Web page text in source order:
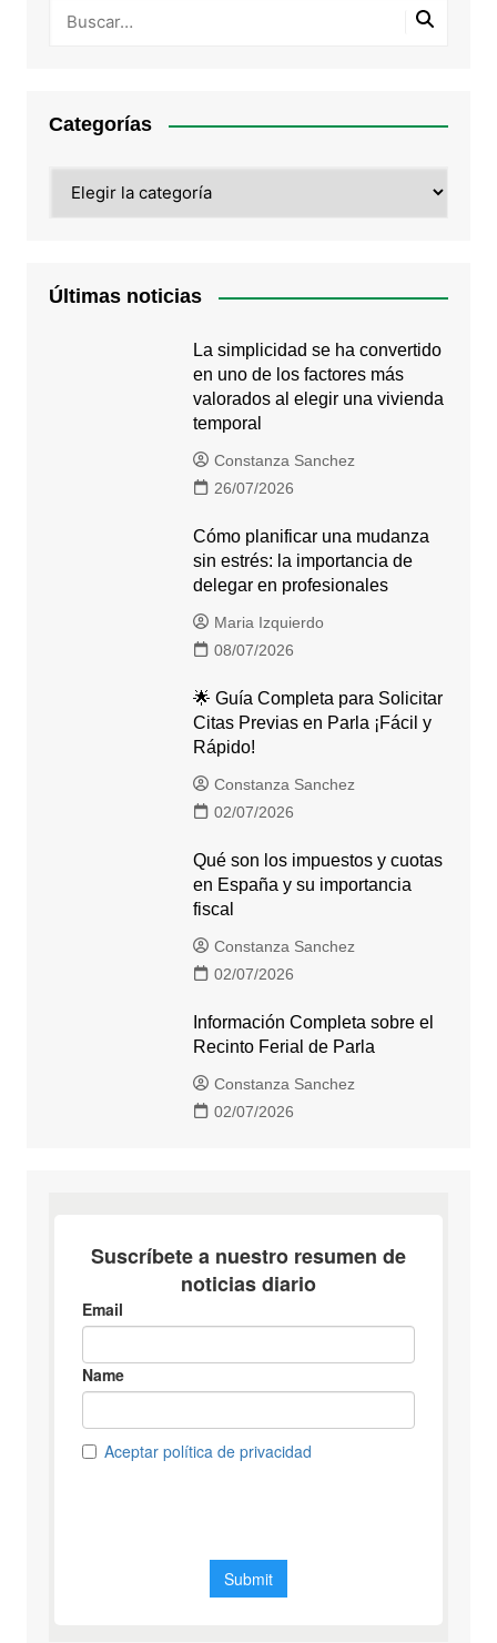
Categorías
Últimas noticias
La simplicidad se ha convertido
en uno de los factores más
valorados al elegir una vivienda
temporal
Constanza Sanchez
26/07/2026
Cómo planificar una mudanza
sin estrés: la importancia de
delegar en profesionales
Maria Izquierdo
08/07/2026
🌟 Guía Completa para Solicitar
Citas Previas en Parla ¡Fácil y
Rápido!
Constanza Sanchez
02/07/2026
Qué son los impuestos y cuotas
en España y su importancia
fiscal
Constanza Sanchez
02/07/2026
Información Completa sobre el
Recinto Ferial de Parla
Constanza Sanchez
02/07/2026